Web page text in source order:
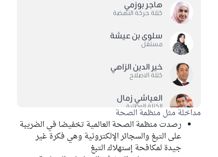
مداخلة مثل منظمة الصحة
رصدت منظمة الصحة العالمية تخفيضا في الضريبة
على التبغ والسجائر الإلكترونية وهي فكرة غير
جيدة لمكافحة إستهلاك التبغ
هاجر بوزمي
كتلة حركة النهضة
سلوى بن عيشة
مستقل
خير الدين الزاهي
كتلة الاصلاح
العياشي زمال
الكتلة الوطنية
حياة عمري
كتلة حركة النهضة